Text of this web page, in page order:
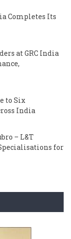
Completes Its
at GRC India
to Six
India
– L&T
for